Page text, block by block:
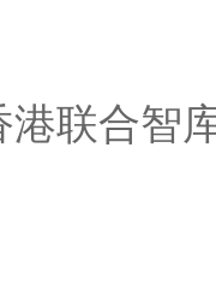
联合智